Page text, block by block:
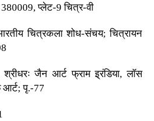
प्लेट-9 चित्र-वी
चित्रकला शोध-संचय; चित्रायन
श्रीधरः जैन आर्ट फ्राम इ्रंडिया, लॉस
पृ.-77